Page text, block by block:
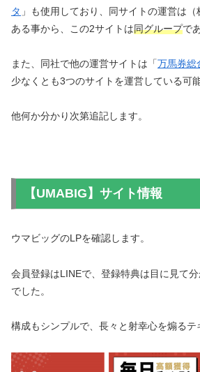
タ 」も使用しており、同サイトの運営は
ある事から、この2サイトは同グループで
また、同社で他の運営サイトは「万馬券総
少なくとも3つのサイトを運営している可
他何か分かり次第追記します。
【UMABIG】サイト情報
ウマビッグのLPを確認します。
会員登録はLINEで、登録特典は目に見て
でした。
構成もシンプルで、長々と射幸心を煽るテ